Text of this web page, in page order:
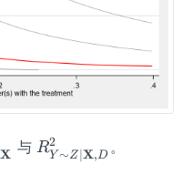
X 与R_
RY ∼Z∣X,D
2 。